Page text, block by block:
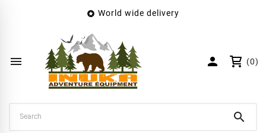
 World wide delivery
  (0)

Wishlist name